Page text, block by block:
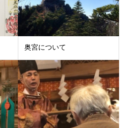
奥宮について